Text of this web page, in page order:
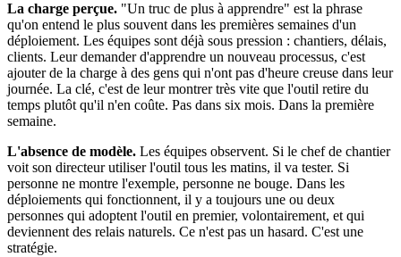
La charge perçue. "Un truc de plus à apprendre" est la phrase
qu'on entend le plus souvent dans les premières semaines d'un
déploiement. Les équipes sont déjà sous pression : chantiers, délais,
clients. Leur demander d'apprendre un nouveau processus, c'est
ajouter de la charge à des gens qui n'ont pas d'heure creuse dans leur
journée. La clé, c'est de leur montrer très vite que l'outil retire du
temps plutôt qu'il n'en coûte. Pas dans six mois. Dans la première
semaine.
L'absence de modèle. Les équipes observent. Si le chef de chantier
voit son directeur utiliser l'outil tous les matins, il va tester. Si
personne ne montre l'exemple, personne ne bouge. Dans les
déploiements qui fonctionnent, il y a toujours une ou deux
personnes qui adoptent l'outil en premier, volontairement, et qui
deviennent des relais naturels. Ce n'est pas un hasard. C'est une
stratégie.